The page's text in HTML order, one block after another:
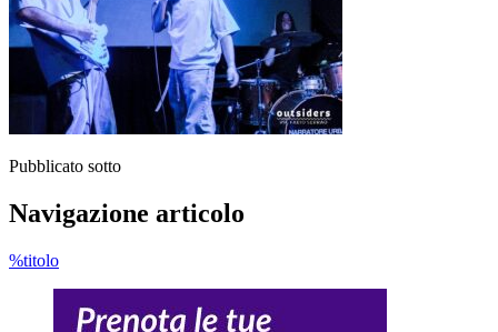
Pubblicato sotto
Navigazione articolo
%titolo